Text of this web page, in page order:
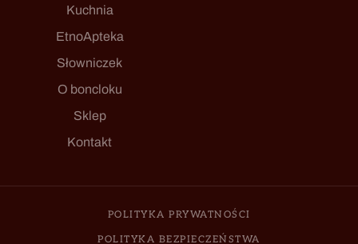
Kuchnia
EtnoApteka
Słowniczek
O boncloku
Sklep
Kontakt
POLITYKA PRYWATNOŚCI
POLITYKA BEZPIECZEŃSTWA